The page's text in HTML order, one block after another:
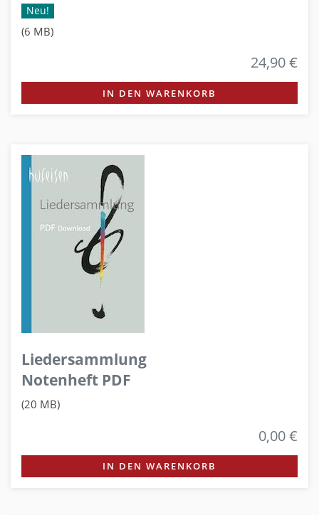
Neu!
(6 MB)
24,90 €
IN DEN WARENKORB
Liedersammlung
Notenheft PDF
(20 MB)
0,00 €
IN DEN WARENKORB